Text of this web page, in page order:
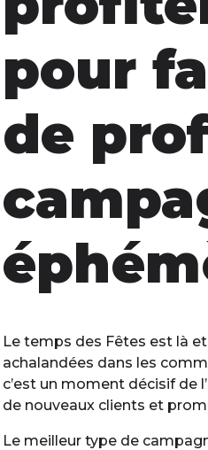
pour
de
Le temps des Fêtes est là
achalandées dans les
c’est un moment décisif de
de nouveaux clients et
Le meilleur type de